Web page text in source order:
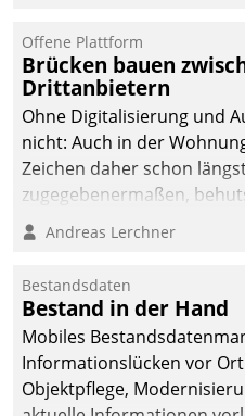
Offene Plattform
Brücken bauen
Drittanbietern
Ohne Digitalisierung und
nicht: Auch in der
Zeichen daher schon
zugegebenermaßen,
Branchen.
Andreas Lerchner
Bestandsdaten
Bestand in der Hand
Mobiles
Informationslücken vor
Objektpflege,